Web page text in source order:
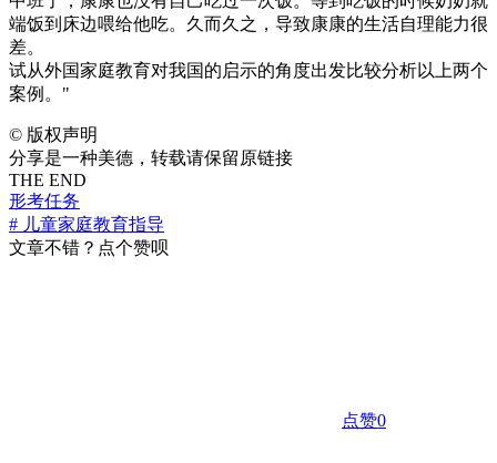
端饭到床边喂给他吃。久而久之，导致康康的生活自理能力很
差。
试从外国家庭教育对我国的启示的角度出发比较分析以上两个
案例。"
© 版权声明
分享是一种美德，转载请保留原链接
THE END
形考任务
# 儿童家庭教育指导
文章不错？点个赞呗
点赞0